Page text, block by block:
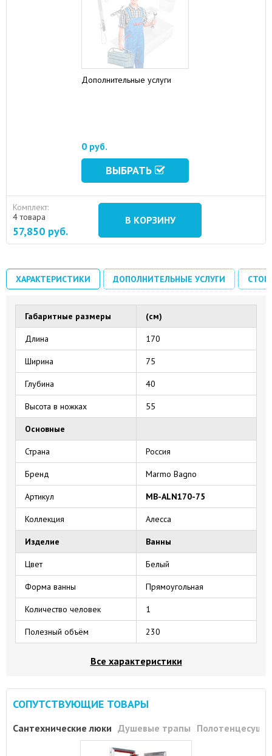
Дополнительные услуги
0 руб.
ВЫБРАТЬ
Комплект:
4 товара
57,850 руб.
В КОРЗИНУ
ХАРАКТЕРИСТИКИ ДОПОЛНИТЕЛЬНЫЕ УСЛУГИ
Габаритные размеры (см)
Длина 170
Ширина 75
Глубина 40
Высота в ножках 55
Основные
Страна Россия
Бренд Marmo Bagno
Артикул MB-ALN170-75
Коллекция Алесса
Изделие Ванны
Цвет Белый
Форма ванны Прямоугольная
Количество человек 1
Полезный объём 230
Все характеристики
СОПУТСТВУЮЩИЕ ТОВАРЫ
Сантехнические люки Душевые трапы